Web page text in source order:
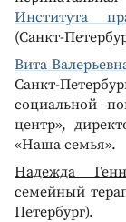
Института
(Санкт-
Вита
Санкт-
социальной
центр»,
«Наша семья».
Надежда
семейный
Петербург).